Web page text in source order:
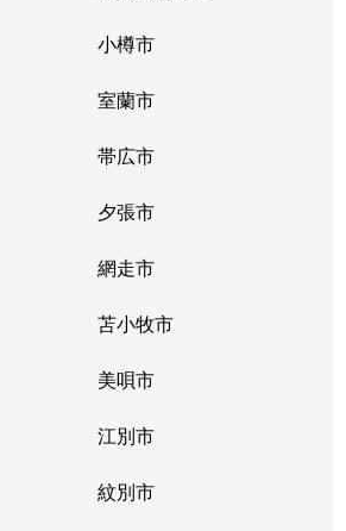
小樽市
室蘭市
帯広市
夕張市
網走市
苫小牧市
美唄市
江別市
紋別市